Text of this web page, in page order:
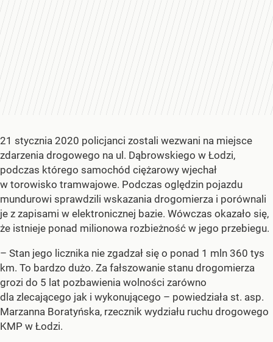
21 stycznia 2020 policjanci zostali wezwani na miejsce
zdarzenia drogowego na ul. Dąbrowskiego w Łodzi,
podczas którego samochód ciężarowy wjechał
w torowisko tramwajowe. Podczas oględzin pojazdu
mundurowi sprawdzili wskazania drogomierza i porównali
je z zapisami w elektronicznej bazie. Wówczas okazało się,
że istnieje ponad milionowa rozbieżność w jego przebiegu.
– Stan jego licznika nie zgadzał się o ponad 1 mln 360 tys
km. To bardzo dużo. Za fałszowanie stanu drogomierza
grozi do 5 lat pozbawienia wolności zarówno
dla zlecającego jak i wykonującego – powiedziała st. asp.
Marzanna Boratyńska, rzecznik wydziału ruchu drogowego
KMP w Łodzi.